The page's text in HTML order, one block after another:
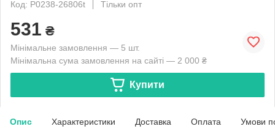
Код: P0238-26806t
Тільки опт
531 ₴
Мінімальне замовлення — 5 шт.
Мінімальна сума замовлення на сайті — 2 000 ₴
Купити
Опис Характеристики Доставка Оплата Умови